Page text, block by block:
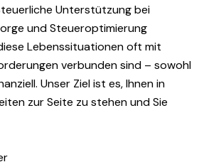
Unterstützung bei
und Steueroptimierung
Lebenssituationen oft mit
verbunden sind – sowohl
Unser Ziel ist es, Ihnen in
zur Seite zu stehen und Sie